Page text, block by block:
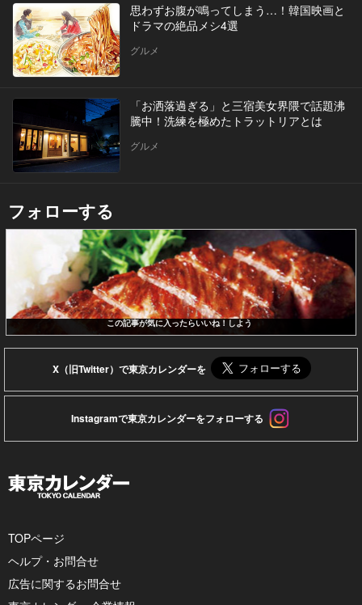
思わずお腹が鳴ってしまう…！韓国映画と
ドラマの絶品メシ4選
グルメ
「お洒落過ぎる」と三宿美女界隈で話題沸
騰中！洗練を極めたトラットリアとは
グルメ
フォローする
この記事が気に入ったらいいね！しよう
X（旧Twitter）で東京カレンダーを
Instagramで東京カレンダーをフォローする
TOPページ
ヘルプ・お問合せ
広告に関するお問合せ